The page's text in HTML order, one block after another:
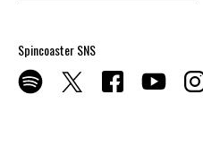
Spincoaster SNS